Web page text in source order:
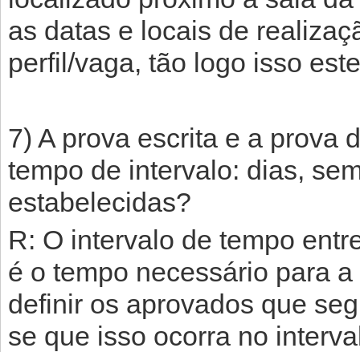
as datas e locais de
perfil/vaga, tão logo isso
7) A prova escrita e a prova
tempo de intervalo: dias,
estabelecidas?
R: O intervalo de tempo
é o tempo necessário para
definir os aprovados que
se que isso ocorra no